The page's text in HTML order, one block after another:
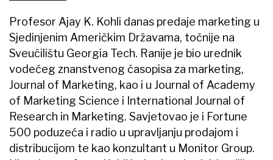
Profesor Ajay K. Kohli danas predaje marketing u
Sjedinjenim Američkim Državama, točnije na
Sveučilištu Georgia Tech. Ranije je bio urednik
vodećeg znanstvenog časopisa za marketing,
Journal of Marketing, kao i u Journal of Academy
of Marketing Science i International Journal of
Research in Marketing. Savjetovao je i Fortune
500 poduzeća i radio u upravljanju prodajom i
distribucijom te kao konzultant u Monitor Group.